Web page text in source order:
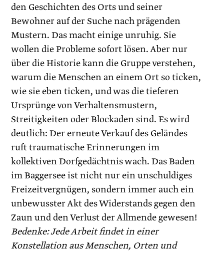
den Geschichten des Orts und seiner
Bewohner auf der Suche nach prägenden
Mustern. Das macht einige unruhig. Sie
wollen die Probleme sofort lösen. Aber nur
über die Historie kann die Gruppe verstehen,
warum die Menschen an einem Ort so ticken,
wie sie eben ticken, und was die tieferen
Ursprünge von Verhaltensmustern,
Streitigkeiten oder Blockaden sind. Es wird
deutlich: Der erneute Verkauf des Geländes
ruft traumatische Erinnerungen im
kollektiven Dorfgedächtnis wach. Das Baden
im Baggersee ist nicht nur ein unschuldiges
Freizeitvergnügen, sondern immer auch ein
unbewusster Akt des Widerstands gegen den
Zaun und den Verlust der Allmende gewesen!
Bedenke: Jede Arbeit findet in einer
Konstellation aus Menschen, ­Orten und